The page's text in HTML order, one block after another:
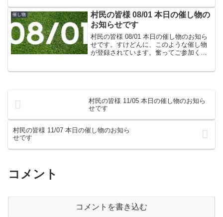
ま屋でした。
催し物
村民の皆様 08/01 本日の催し物の
お知らせです
村民の皆様 08/01 本日の催し物のお知ら
せです。すけどんに、このような催し物
が登録されています。奮ってご参加くだ
村民の皆様 11/05 本日の催し物のお知ら
せです
村民の皆様 11/07 本日の催し物のお知ら
せです
コメント
コメントを書き込む